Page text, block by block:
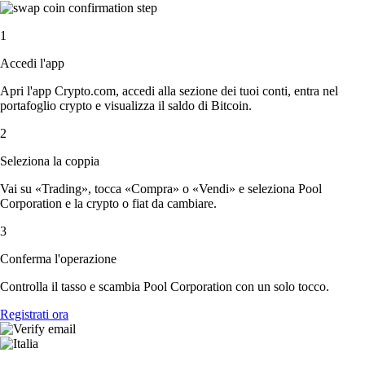
1
Accedi l'app
Apri l'app Crypto.com, accedi alla sezione dei tuoi conti, entra nel
portafoglio crypto e visualizza il saldo di Bitcoin.
2
Seleziona la coppia
Vai su «Trading», tocca «Compra» o «Vendi» e seleziona Pool
Corporation e la crypto o fiat da cambiare.
3
Conferma l'operazione
Controlla il tasso e scambia Pool Corporation con un solo tocco.
Registrati ora